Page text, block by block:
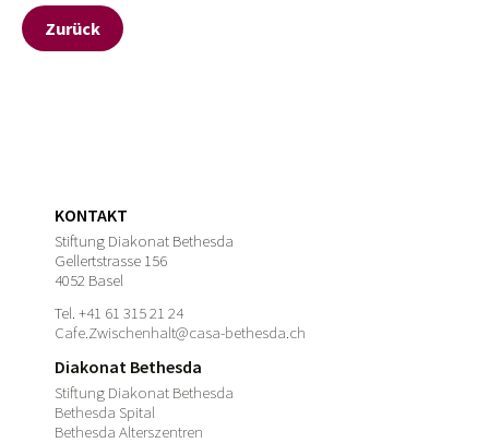
Zurück
KONTAKT
Stiftung Diakonat Bethesda
Gellertstrasse 156
4052 Basel
Tel. +41 61 315 21 24
Cafe.Zwischenhalt@casa-bethesda.ch
Diakonat Bethesda
Stiftung Diakonat Bethesda
Bethesda Spital
Bethesda Alterszentren